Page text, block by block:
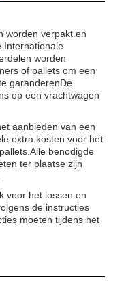
worden verpakt en
Internationale
worden
of pallets om een
garanderenDe
op een vrachtwagen
aanbieden van een
extra kosten voor het
benodigde
ter plaatse zijn
voor het lossen en
de instructies
moeten tijdens het